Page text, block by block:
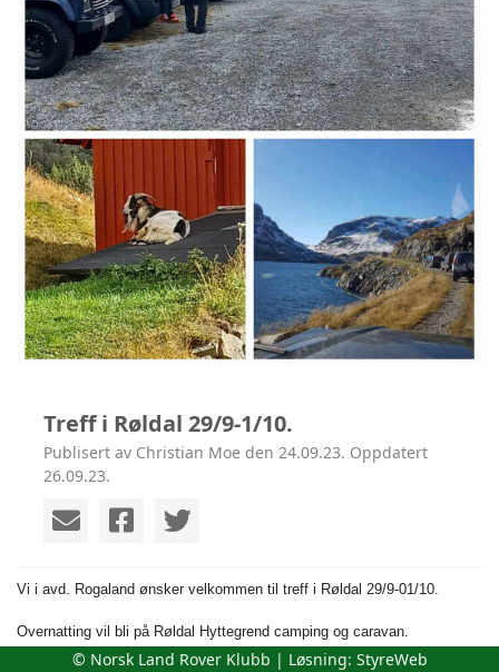
Treff i Røldal 29/9-1/10.
Publisert av Christian Moe den 24.09.23. Oppdatert
26.09.23.
Vi i avd. Rogaland ønsker velkommen til treff i Røldal 29/9-01/10.
Overnatting vil bli på Røldal Hyttegrend camping og caravan.
Alle bestiller overnatting selv. Telefon er +47 90054464, eller via
© Norsk Land Rover Klubb | Løsning: StyreWeb